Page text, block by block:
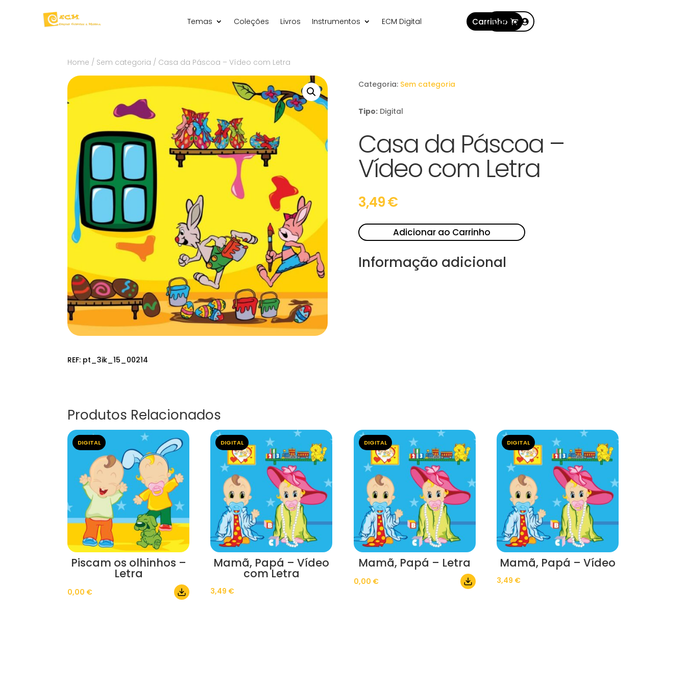
Temas Coleções Livros Instrumentos ECM Digital Carrinho
Conta
Home / Sem categoria / Casa da Páscoa – Vídeo com Letra
REF: pt_3ik_15_00214
Categoria: Sem categoria
Tipo: Digital
Casa da Páscoa –
Vídeo com Letra
3,49€
Adicionar ao Carrinho
Informação adicional
Produtos Relacionados
DIGITAL
Piscam os olhinhos –
Letra
0,00 €
DIGITAL
Mamã, Papá – Vídeo
com Letra
3,49 €
DIGITAL
Mamã, Papá – Letra
0,00 €
DIGITAL
Mamã, Papá – Vídeo
3,49 €